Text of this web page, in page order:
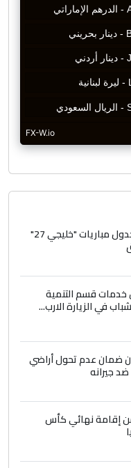
الاتحاد الخليجي يعلن جدول مباريات "خليجي 27"
خدمات قسم التنمية
في الزيارة الارب...
ضمان عدم تحول أراضي
جيرانه
إقامة نهائي كأس